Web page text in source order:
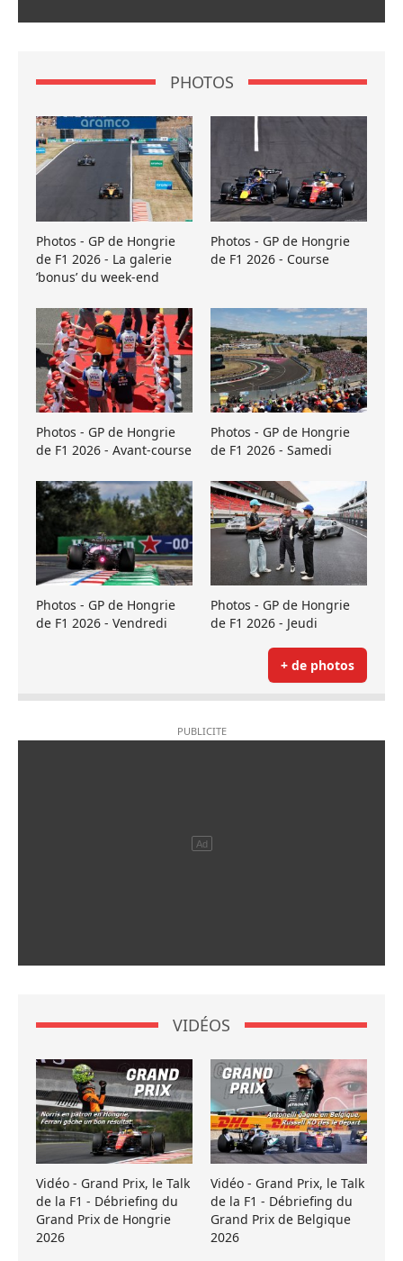
PHOTOS
Photos - GP de Hongrie
de F1 2026 - La galerie
’bonus’ du week-end
Photos - GP de Hongrie
de F1 2026 - Course
Photos - GP de Hongrie
de F1 2026 - Avant-course
Photos - GP de Hongrie
de F1 2026 - Samedi
Photos - GP de Hongrie
de F1 2026 - Vendredi
Photos - GP de Hongrie
de F1 2026 - Jeudi
+ de photos
VIDÉOS
Vidéo - Grand Prix, le Talk
de la F1 - Débriefing du
Grand Prix de Hongrie
2026
Vidéo - Grand Prix, le Talk
de la F1 - Débriefing du
Grand Prix de Belgique
2026